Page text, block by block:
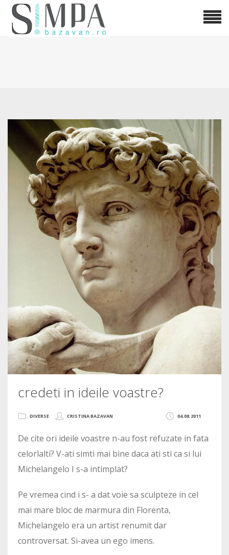
credeti in ideile voastre?
04.08.2011
DIVERSE CRISTINA BAZAVAN
De cite ori ideile voastre n-au fost refuzate in fata
celorlalti? V-ati simti mai bine daca ati sti ca si lui
Michelangelo I s-a intimplat?
Pe vremea cind i s- a dat voie sa sculpteze in cel
mai mare bloc de marmura din Florenta,
Michelangelo era un artist renumit dar
controversat. Si-avea un ego imens.